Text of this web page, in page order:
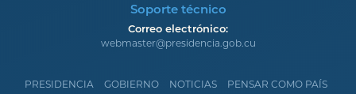
Soporte técnico
Correo electrónico:
webmaster@presidencia.gob.cu
PRESIDENCIA GOBIERNO NOTICIAS PENSAR COMO PAÍS